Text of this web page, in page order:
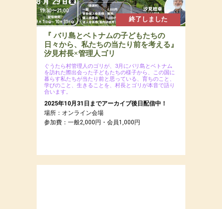
終了しました
『 バリ島とベトナムの子どもたちの
日々から、私たちの当たり前を考える』
汐見村長×管理人ゴリ
ぐうたら村管理人のゴリが、3月にバリ島とベトナム
を訪れた際出会った子どもたちの様子から、この国に
暮らす私たちが当たり前と思っている、育ちのこと、
学びのこと、生きることを、村長とゴリが本音で語り
合います。
2025年10月31日までアーカイブ後日配信中！
場所：オンライン会場
参加費：一般2,000円・会員1,000円